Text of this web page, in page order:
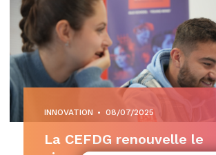
INNOVATION • 08/07/2025
La CEFDG renouvelle le